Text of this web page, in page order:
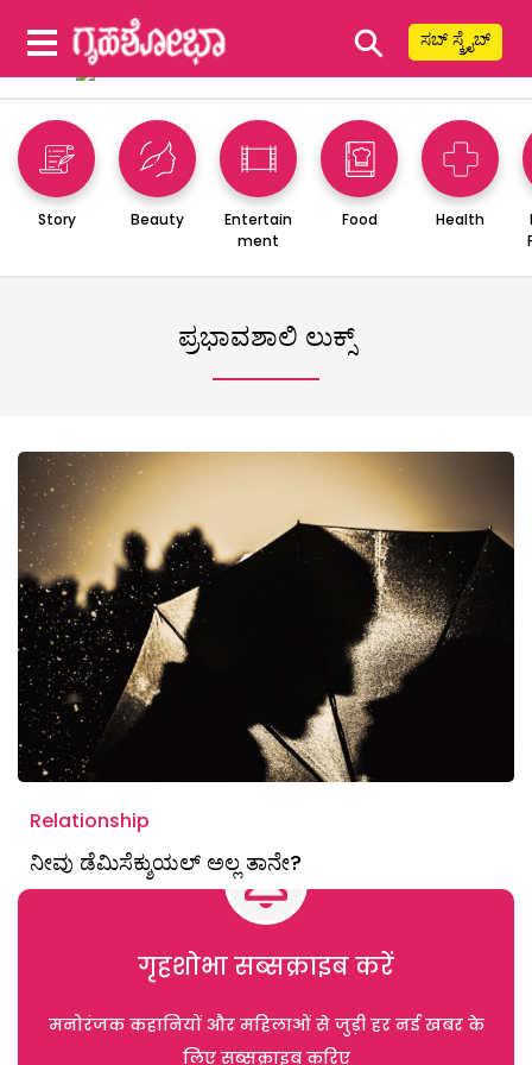
⚲ ಸಬ್ ಸ್ಕ್ರೈಬ್
Story Beauty
Entertain
ment
Food Health
ಪ್ರಭಾವಶಾಲಿ ಲುಕ್ಸ್
Relationship
ನೀವು ಡೆಮಿಸೆಕ್ಶುಯಲ್ ಅಲ್ಲ ತಾನೇ?
गृहशोभा सब्सक्राइब करें
मनोरंजक कहानियों और महिलाओं से जुड़ी हर नई खबर के
लिए सब्सक्राइब करिए